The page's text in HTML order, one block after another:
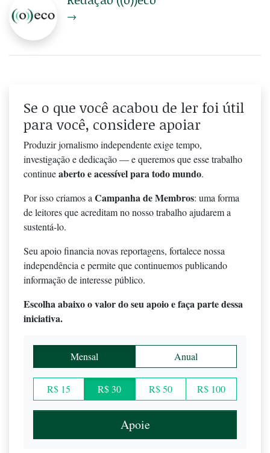
→
Se o que você acabou de ler foi útil
para você, considere apoiar
Produzir jornalismo independente exige tempo,
investigação e dedicação — e queremos que esse trabalho
continueaberto e acessível para todo mundo.
Por isso criamos a Campanha de Membros: uma forma
de leitores que acreditam no nosso trabalho ajudarem a
sustentá-lo.
Seu apoio financia novas reportagens, fortalece nossa
independência e permite que continuemos publicando
informação de interesse público.
Escolha abaixo o valor do seu apoio e faça parte dessa
iniciativa.
Mensal Anual
R$ 15 R$ 30 R$ 50 R$ 100
Apoie